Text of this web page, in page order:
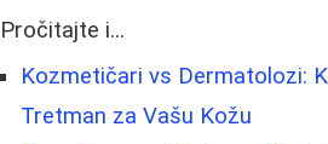
Pročitajte i...
Kozmetičari vs Dermatolozi:
Tretman za Vašu Kožu